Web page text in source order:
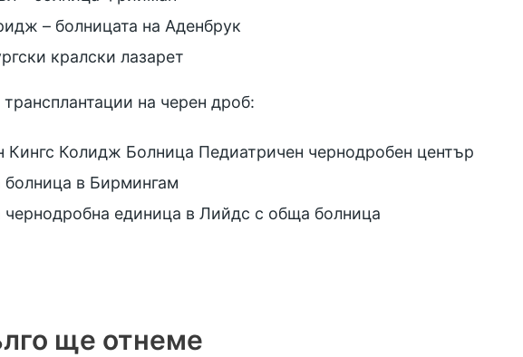
– болницата на Аденбрук
кралски лазарет
на черен дроб:
Кингс Колидж Болница Педиатричен чернодробен център
болница в Бирмингам
чернодробна единица в Лийдс с обща болница
ще отнеме